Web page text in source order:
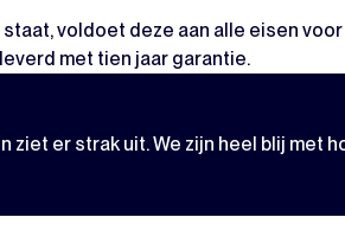
voldoet deze aan alle eisen
met tien jaar garantie.
ziet er strak uit. We zijn heel blij met